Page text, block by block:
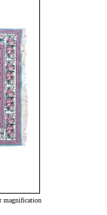
magnification